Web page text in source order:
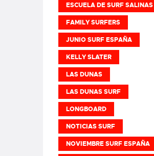
ESCUELA DE SURF SALINAS
FAMILY SURFERS
JUNIO SURF ESPAÑA
KELLY SLATER
LAS DUNAS
LAS DUNAS SURF
LONGBOARD
NOTICIAS SURF
NOVIEMBRE SURF ESPAÑA